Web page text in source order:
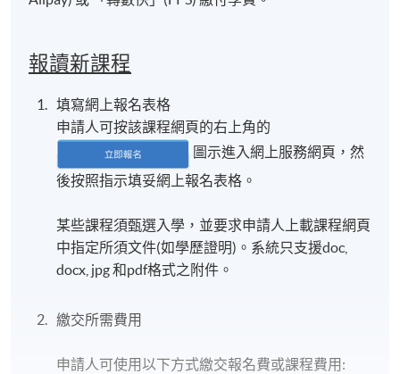
報讀新課程
填寫網上報名表格
申請人可按該課程網頁的右上角的
圖示進入網上服務網頁，然
後按照指示填妥網上報名表格。
某些課程須甄選入學，並要求申請人上載課程網頁
中指定所須文件(如學歷證明)。系統只支援doc,
docx, jpg 和pdf格式之附件。
繳交所需費用
申請人可使用以下方式繳交報名費或課程費用: